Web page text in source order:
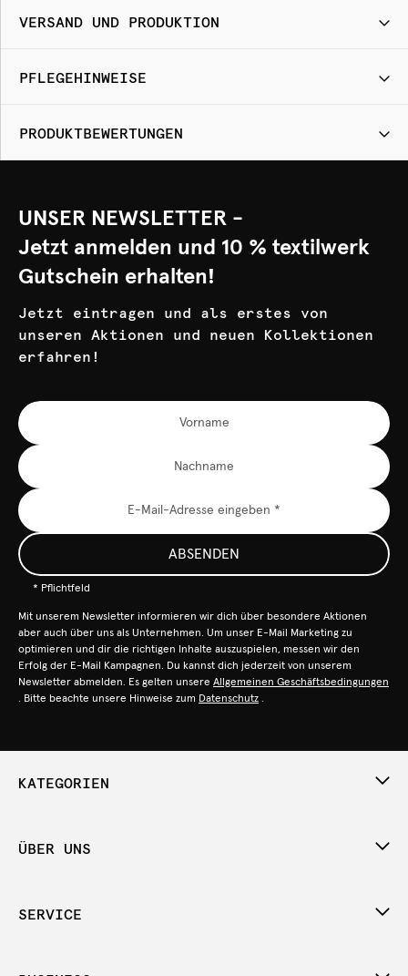
VERSAND UND PRODUKTION
PFLEGEHINWEISE
PRODUKTBEWERTUNGEN
UNSER NEWSLETTER -
Jetzt anmelden und 10 % textilwerk
Gutschein erhalten!
Jetzt eintragen und als erstes von
unseren Aktionen und neuen Kollektionen
erfahren!
ABSENDEN
* Pflichtfeld
Mit unserem Newsletter informieren wir dich über besondere Aktionen
aber auch über uns als Unternehmen. Um unser E-Mail Marketing zu
optimieren und dir die richtigen Inhalte auszuspielen, messen wir den
Erfolg der E-Mail Kampagnen. Du kannst dich jederzeit von unserem
Newsletter abmelden. Es gelten unsere Allgemeinen Geschäftsbedingungen
. Bitte beachte unsere Hinweise zum Datenschutz .
KATEGORIEN
ÜBER UNS
SERVICE